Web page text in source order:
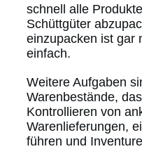
schnell alle
Schüttgüter
einzupacken ist gar
einfach.
Weitere Aufgaben
Warenbestände,
Kontrollieren von
Warenlieferungen,
führen und